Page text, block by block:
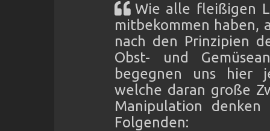
Wie alle fleißigen
mitbekommen haben,
nach den Prinzipien
Obst- und
begegnen uns hier
welche daran große
Manipulation
Folgenden: